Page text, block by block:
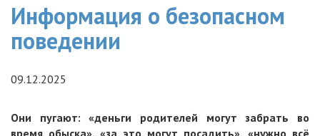
Информация о безопасном
поведении
09.12.2025
Они пугают: «деньги родителей могут забрать во
время обыска», «за это могут посадить», «нужно всё